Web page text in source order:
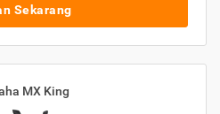
Sekarang
MX King